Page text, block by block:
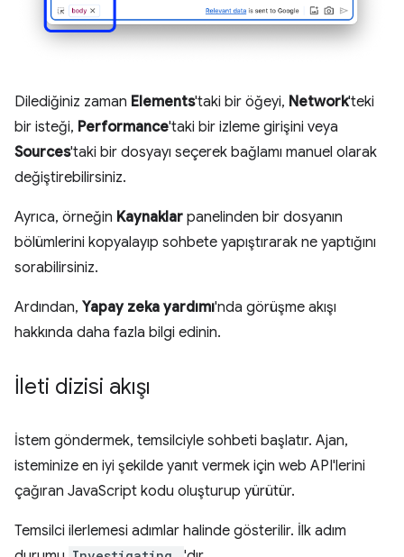
Dilediğiniz zaman Elements'taki bir öğeyi, Network'teki
bir isteği, Performance'taki bir izleme girişini veya
Sources'taki bir dosyayı seçerek bağlamı manuel olarak
değiştirebilirsiniz.
Ayrıca, örneğin Kaynaklar panelinden bir dosyanın
bölümlerini kopyalayıp sohbete yapıştırarak ne yaptığını
sorabilirsiniz.
Ardından, Yapay zeka yardımı'nda görüşme akışı
hakkında daha fazla bilgi edinin.
İleti dizisi akışı
İstem göndermek, temsilciyle sohbeti başlatır. Ajan,
isteminize en iyi şekilde yanıt vermek için web API'lerini
çağıran JavaScript kodu oluşturup yürütür.
Temsilci ilerlemesi adımlar halinde gösterilir. İlk adım